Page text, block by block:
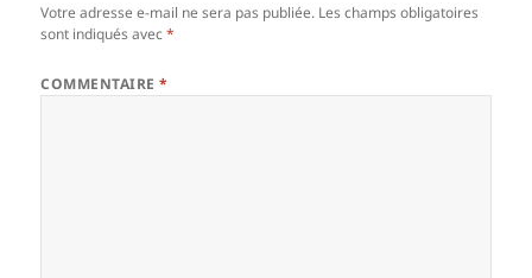
Votre adresse e-mail ne sera pas publiée. Les champs obligatoires
sont indiqués avec*
COMMENTAIRE*